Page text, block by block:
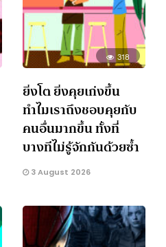
318
ยิ่งโต ยิ่งคุยเก่งขึ้น
ทำไมเราถึงชอบคุยกับ
คนอื่นมากขึ้น ทั้งที่
บางทีไม่รู้จักกันด้วยซ้ำ
3 August 2026